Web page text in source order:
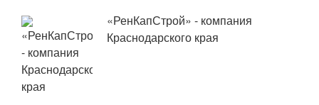
«РенКапСтрой» - компания
Краснодарского края